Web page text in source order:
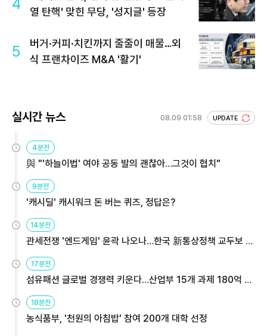
열 탄핵' 맞힌 무당, '성지글' 등장
5
버거·커피·치킨까지 줄줄이 매물…외
식 프랜차이즈 M&A '활기'
실시간 뉴스 08.09 01:58 UPDATE
4분전
與 "'하늘이법' 여야 공동 발의 괜찮아…그것이 협치"
9분전
'캐시딜' 캐시워크 돈 버는 퀴즈, 정답은?
14분전
관세전쟁 '엔드게임' 윤곽 나오나…한국 新통상정책 교두보 활
용해야
17분전
섬유패션 글로벌 경쟁력 키운다…산업부 15개 과제 180억 지
원
18분전
농식품부, '천원의 아침밥' 참여 200개 대학 선정